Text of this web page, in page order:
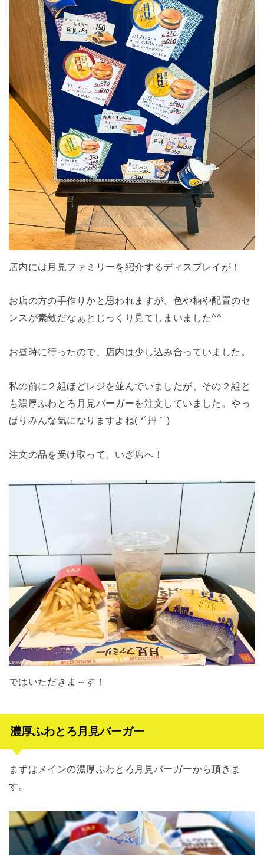
店内には月見ファミリーを紹介するディスプレイが！
お店の方の手作りかと思われますが、色や柄や配置のセ
ンスが素敵だなぁとじっくり見てしまいました^^
お昼時に行ったので、店内は少し込み合っていました。
私の前に２組ほどレジを並んでいましたが、その２組と
も濃厚ふわとろ月見バーガーを注文していました。やっ
ぱりみんな気になりますよね( *´艸｀)
注文の品を受け取って、いざ席へ！
ではいただきま～す！
濃厚ふわとろ月見バーガー
まずはメインの濃厚ふわとろ月見バーガーから頂きま
す。